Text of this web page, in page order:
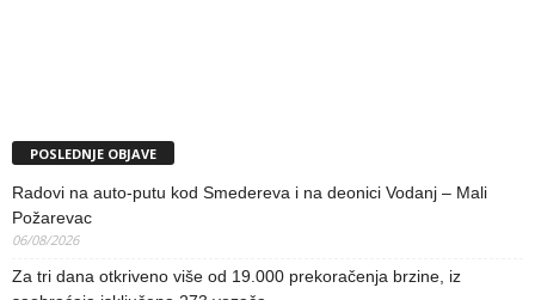
POSLEDNJE OBJAVE
Radovi na auto-putu kod Smedereva i na deonici Vodanj – Mali
Požarevac
06/08/2026
Za tri dana otkriveno više od 19.000 prekoračenja brzine, iz